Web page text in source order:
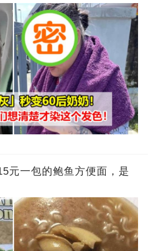
元一包的鲍鱼方便面，是